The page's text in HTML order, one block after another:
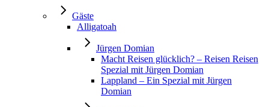
Gäste
Alligatoah
Jürgen Domian
Macht Reisen glücklich? – Reisen Reisen
Spezial mit Jürgen Domian
Lappland – Ein Spezial mit Jürgen
Domian